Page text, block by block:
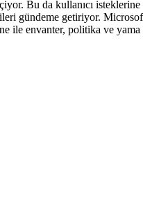
Bu da kullanıcı
gündeme getiriyor.
ile envanter, politika ve